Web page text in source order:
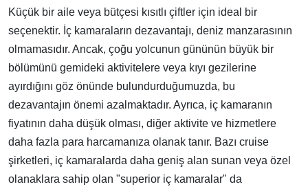
Küçük bir aile veya bütçesi kısıtlı çiftler için ideal bir
seçenektir. İç kamaraların dezavantajı, deniz manzarasının
olmamasıdır. Ancak, çoğu yolcunun gününün büyük bir
bölümünü gemideki aktivitelere veya kıyı gezilerine
ayırdığını göz önünde bulundurduğumuzda, bu
dezavantajın önemi azalmaktadır. Ayrıca, iç kamaranın
fiyatının daha düşük olması, diğer aktivite ve hizmetlere
daha fazla para harcamanıza olanak tanır. Bazı cruise
şirketleri, iç kamaralarda daha geniş alan sunan veya özel
olanaklara sahip olan "superior iç kamaralar" da